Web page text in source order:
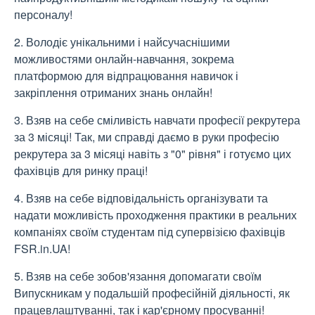
персоналу!
2. Володіє унікальними і найсучаснішими
можливостями онлайн-навчання, зокрема
платформою для відпрацювання навичок і
закріплення отриманих знань онлайн!
3. Взяв на себе сміливість навчати професії рекрутера
за 3 місяці! Так, ми справді даємо в руки професію
рекрутера за 3 місяці навіть з "0" рівня" і готуємо цих
фахівців для ринку праці!
4. Взяв на себе відповідальність організувати та
надати можливість проходження практики в реальних
компаніях своїм студентам під супервізією фахівців
FSR.in.UA!
5. Взяв на себе зобов'язання допомагати своїм
Випускникам у подальшій професійній діяльності, як
працевлаштуванні, так і кар'єрному просуванні!